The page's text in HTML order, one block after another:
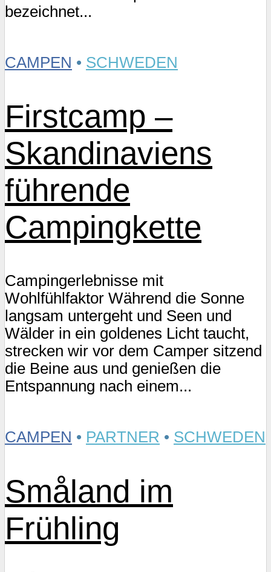
bezeichnet...
CAMPEN • SCHWEDEN
Firstcamp –
Skandinaviens
führende
Campingkette
Campingerlebnisse mit
Wohlfühlfaktor Während die Sonne
langsam untergeht und Seen und
Wälder in ein goldenes Licht taucht,
strecken wir vor dem Camper sitzend
die Beine aus und genießen die
Entspannung nach einem...
CAMPEN • PARTNER • SCHWEDEN
Småland im
Frühling